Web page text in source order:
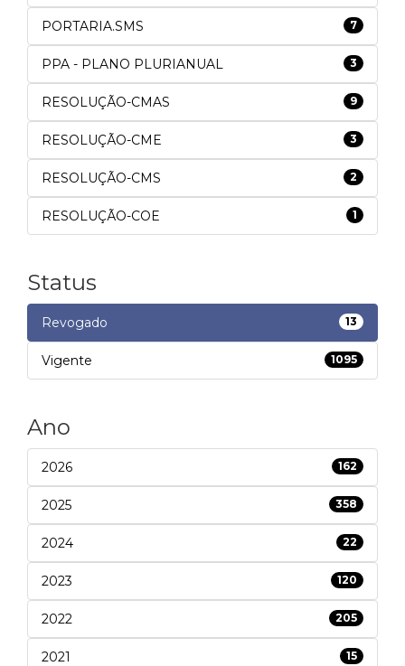
PORTARIA.SMS 7
PPA - PLANO PLURIANUAL 3
RESOLUÇÃO-CMAS 9
RESOLUÇÃO-CME 3
RESOLUÇÃO-CMS 2
RESOLUÇÃO-COE 1
Status
Revogado 13
Vigente 1095
Ano
2026 162
2025 358
2024 22
2023 120
2022 205
2021 15